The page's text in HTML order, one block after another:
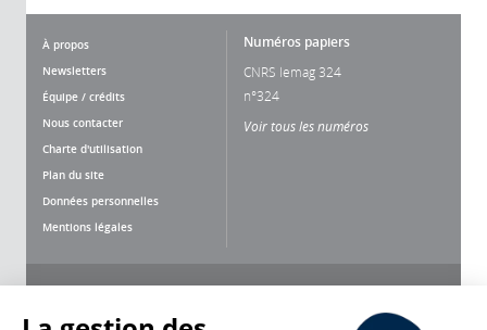
À propos
Newsletters
Équipe / crédits
Nous contacter
Charte d'utilisation
Plan du site
Données personnelles
Mentions légales
Numéros papiers
CNRS lemag 324
n°324
Voir tous les numéros